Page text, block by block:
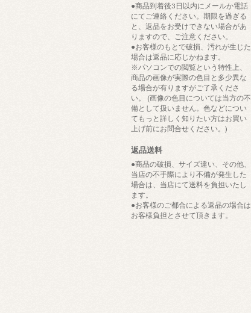
●商品到着後3日以内にメールか電話
にてご連絡ください。期限を過ぎる
と、返品をお受けできない場合があ
りますので、ご注意ください。
●お客様のもとで破損、汚れが生じた
場合は返品に応じかねます。
※パソコンでの閲覧という特性上、
商品の画像が実際の色目と多少異な
る場合が有りますがご了承くださ
い。 (画像の色目については当方の不
備として扱いません。色などについ
てもっと詳しく知りたい方はお買い
上げ前にお問合せください。)
返品送料
●商品の破損、サイズ違い、その他、
当店の不手際により不備が発生した
場合は、当店にて送料を負担いたし
ます。
●お客様のご都合による返品の場合は
お客様負担とさせて頂きます。